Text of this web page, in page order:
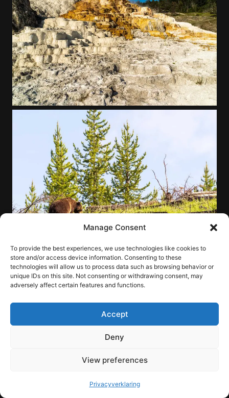
Manage Consent
To provide the best experiences, we use technologies like cookies to
store and/or access device information. Consenting to these
technologies will allow us to process data such as browsing behavior or
unique IDs on this site. Not consenting or withdrawing consent, may
adversely affect certain features and functions.
Accept
Deny
View preferences
Privacyverklaring